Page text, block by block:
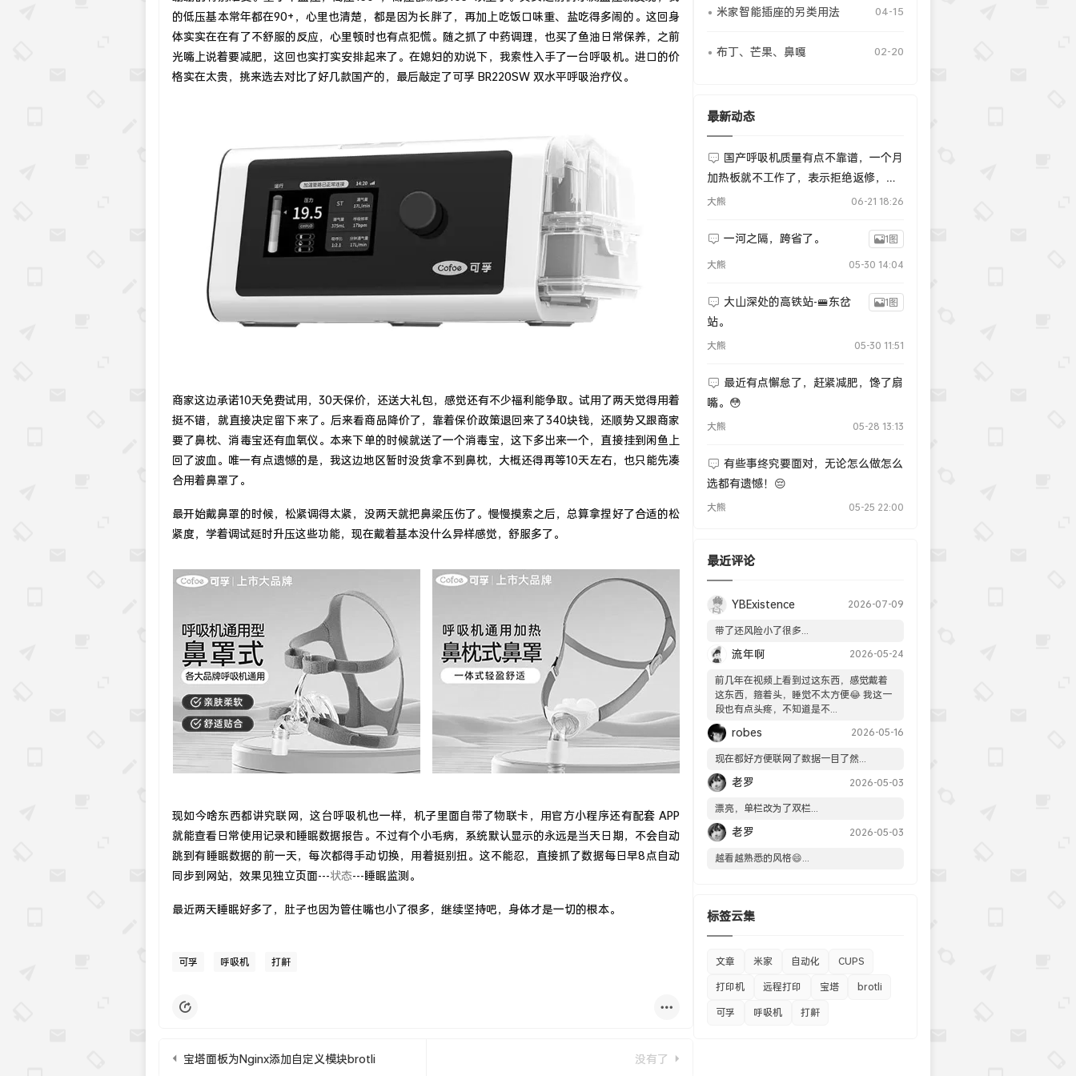
的低压基本常年都在90+，心里也清楚，都是因为长胖了，再加上吃饭口味重、盐吃得多闹的。这回身
体实实在在有了不舒服的反应，心里顿时也有点犯慌。随之抓了中药调理，也买了鱼油日常保养，之前
光嘴上说着要减肥，这回也实打实安排起来了。在媳妇的劝说下，我索性入手了一台呼吸机。进口的价
格实在太贵，挑来选去对比了好几款国产的，最后敲定了可孚 BR220SW 双水平呼吸治疗仪。
商家这边承诺10天免费试用，30天保价，还送大礼包，感觉还有不少福利能争取。试用了两天觉得用着
挺不错，就直接决定留下来了。后来看商品降价了，靠着保价政策退回来了340块钱，还顺势又跟商家
要了鼻枕、消毒宝还有血氧仪。本来下单的时候就送了一个消毒宝，这下多出来一个，直接挂到闲鱼上
回了波血。唯一有点遗憾的是，我这边地区暂时没货拿不到鼻枕，大概还得再等10天左右，也只能先凑
合用着鼻罩了。
最开始戴鼻罩的时候，松紧调得太紧，没两天就把鼻梁压伤了。慢慢摸索之后，总算拿捏好了合适的松
紧度，学着调试延时升压这些功能，现在戴着基本没什么异样感觉，舒服多了。
现如今啥东西都讲究联网，这台呼吸机也一样，机子里面自带了物联卡，用官方小程序还有配套 APP
就能查看日常使用记录和睡眠数据报告。不过有个小毛病，系统默认显示的永远是当天日期，不会自动
跳到有睡眠数据的前一天，每次都得手动切换，用着挺别扭。这不能忍，直接抓了数据每日早8点自动
同步到网站，效果见独立页面---状态---睡眠监测。
最近两天睡眠好多了，肚子也因为管住嘴也小了很多，继续坚持吧，身体才是一切的根本。
可孚 呼吸机 打鼾
宝塔面板为Nginx添加自定义模块brotli 没有了
米家智能插座的另类用法 04-15
布丁、芒果、鼻嘎 02-20
最新动态
国产呼吸机质量有点不靠谱，一个月
加热板就不工作了，表示拒绝返修，要
么换新要么退货，其实用起来还行的....
大熊 06-21 18:26
一河之隔，跨省了。 1图
大熊 05-30 14:04
大山深处的高铁站-🚝东岔
站。
1图
大熊 05-30 11:51
最近有点懈怠了，赶紧减肥，馋了扇
嘴。😳
大熊 05-28 13:13
有些事终究要面对，无论怎么做怎么
选都有遗憾！😔
大熊 05-25 22:00
最近评论
YBExistence 2026-07-09
带了还风险小了很多...
流年啊 2026-05-24
前几年在视频上看到过这东西，感觉戴着
这东西，箍着头，睡觉不太方便😂 我这一
段也有点头疼，不知道是不...
robes 2026-05-16
现在都好方便联网了数据一目了然...
老罗 2026-05-03
漂亮，单栏改为了双栏...
老罗 2026-05-03
越看越熟悉的风格😄...
标签云集
文章 米家 自动化 CUPS
打印机 远程打印 宝塔 brotli
可孚 呼吸机 打鼾